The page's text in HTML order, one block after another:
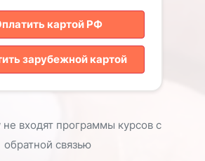
картой РФ
зарубежной картой
входят программы курсов с
обратной связью